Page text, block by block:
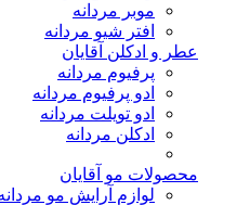
موبر مردانه
افتر شیو مردانه
عطر و ادکلن آقایان
پرفیوم مردانه
ادو پرفیوم مردانه
ادو تویلت مردانه
ادکلن مردانه
محصولات مو آقایان
لوازم آرایش مو